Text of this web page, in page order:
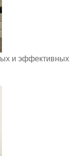
и эффективных